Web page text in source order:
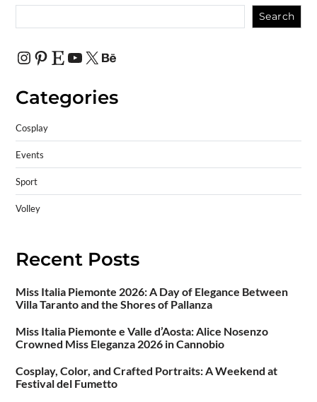
Search
Categories
Cosplay
Events
Sport
Volley
Recent Posts
Miss Italia Piemonte 2026: A Day of Elegance Between
Villa Taranto and the Shores of Pallanza
Miss Italia Piemonte e Valle d’Aosta: Alice Nosenzo
Crowned Miss Eleganza 2026 in Cannobio
Cosplay, Color, and Crafted Portraits: A Weekend at
Festival del Fumetto